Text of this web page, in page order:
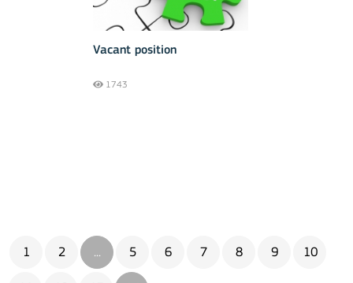
Vacant position
1743
1 2 ... 5 6 7 8 9 10